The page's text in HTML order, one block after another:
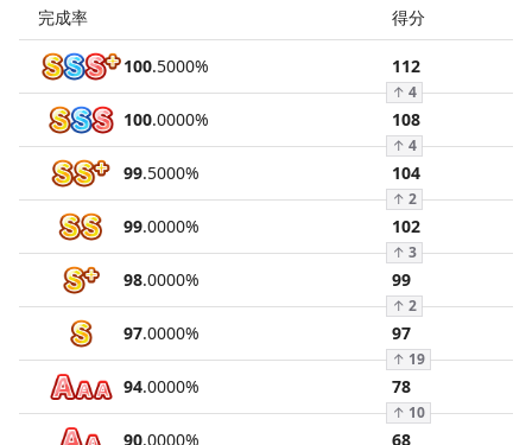
完成率 得分
100.5000% 112
↑ 4
100.0000% 108
↑ 4
99.5000% 104
↑ 2
99.0000% 102
↑ 3
98.0000% 99
↑ 2
97.0000% 97
↑ 19
94.0000% 78
↑ 10
90.0000% 68